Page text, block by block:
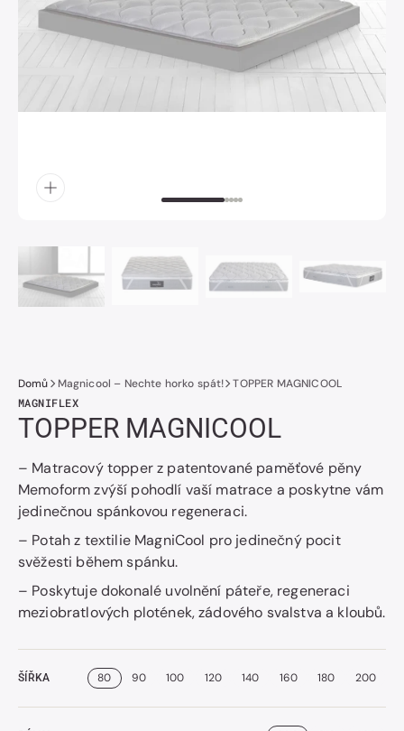
číslo
v
Domů Magnicool – Nechte horko spát!
TOPPER MAGNICOOL
MAGNIFLEX
TOPPER MAGNICOOL
– Matracový topper z patentované paměťové pěny
Memoform zvýší pohodlí vaší matrace a poskytne vám
jedinečnou spánkovou regeneraci.
– Potah z textilie MagniCool pro jedinečný pocit
svěžesti během spánku.
– Poskytuje dokonalé uvolnění páteře, regeneraci
meziobratlových plotének, zádového svalstva a kloubů.
ŠÍŘKA 80 90 100 120 140 160 180 200